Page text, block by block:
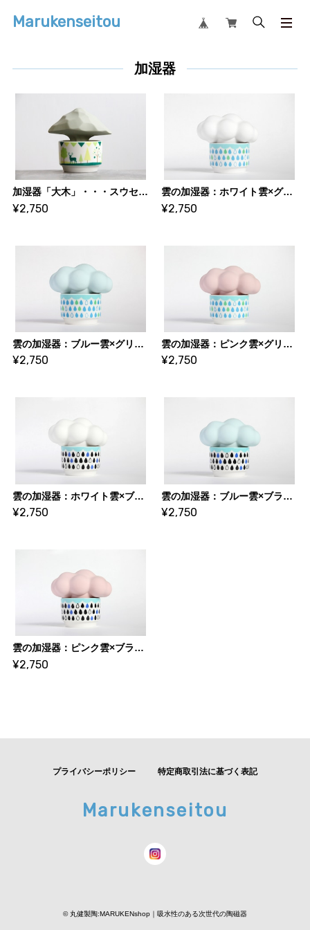
Marukenseitou
加湿器
加湿器「大木」・・・スウセラ（sucera）
¥2,750
雲の加湿器：ホワイト雲×グリーン系カップ・・・スウセラ（sucera）
¥2,750
雲の加湿器：ブルー雲×グリーン系カップ・・・スウセラ（sucera）
¥2,750
雲の加湿器：ピンク雲×グリーン系カップ・・・スウセラ（sucera）
¥2,750
雲の加湿器：ホワイト雲×ブラック系カップ・・・スウセラ（sucera）
¥2,750
雲の加湿器：ブルー雲×ブラック系カップ・・・スウセラ（sucera）
¥2,750
雲の加湿器：ピンク雲×ブラック系カップ・・・スウセラ（sucera）
¥2,750
プライバシーポリシー 特定商取引法に基づく表記
Marukenseitou
© 丸健製陶:MARUKENshop｜吸水性のある次世代の陶磁器